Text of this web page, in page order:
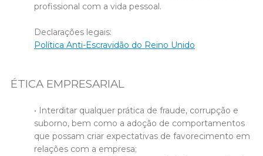
profissional com a vida pessoal.
Declarações legais:
Política Anti-Escravidão do Reino Unido
ÉTICA EMPRESARIAL
• Interditar qualquer prática de fraude, corrupção e
suborno, bem como a adoção de comportamentos
que possam criar expectativas de favorecimento em
relações com a empresa;